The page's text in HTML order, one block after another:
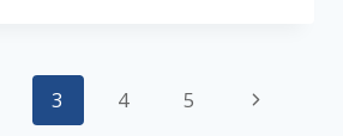
3 4 5
Page